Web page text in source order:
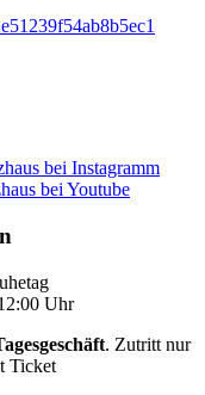
Uhr
. Zutritt nur
Ticket